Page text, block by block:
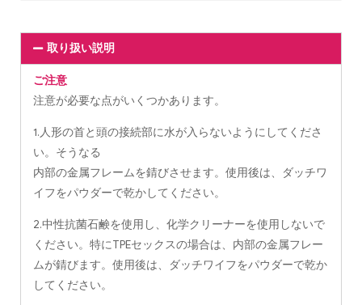
取り扱い説明
ご注意
注意が必要な点がいくつかあります。
1.人形の首と頭の接続部に水が入らないようにしてくださ
い。そうなる
内部の金属フレームを錆びさせます。使用後は、ダッチワ
イフをパウダーで乾かしてください。
2.中性抗菌石鹸を使用し、化学クリーナーを使用しないで
ください。特にTPEセックスの場合は、内部の金属フレー
ムが錆びます。使用後は、ダッチワイフをパウダーで乾か
してください。